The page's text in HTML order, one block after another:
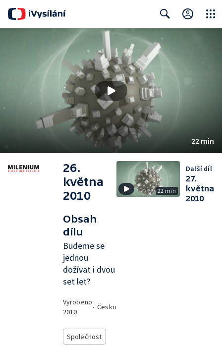
22 min
26.
května
2010
Obsah
dílu
Budeme se
jednou
dožívat i dvou
set let?
Vyrobeno
2010
• Česko
Společnost
22 min
Další díl
27.
května
2010